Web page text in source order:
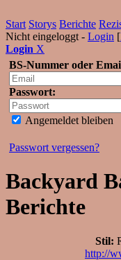
Start Storys Berichte
Nicht eingeloggt - Login [
Login X
BS-Nummer oder
Passwort:
Angemeldet bleiben
Passwort vergessen?
Backyard
Berichte
Stil:
http://